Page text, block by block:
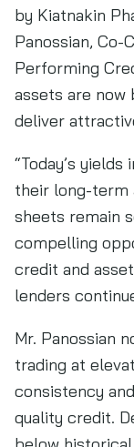
by Kiatnakin
Panossian, Co-
Performing
assets are
deliver
“Today’s
their long-term
sheets remain
compelling
credit and
lenders
Mr. Panossian
trading at
consistency
quality credit.